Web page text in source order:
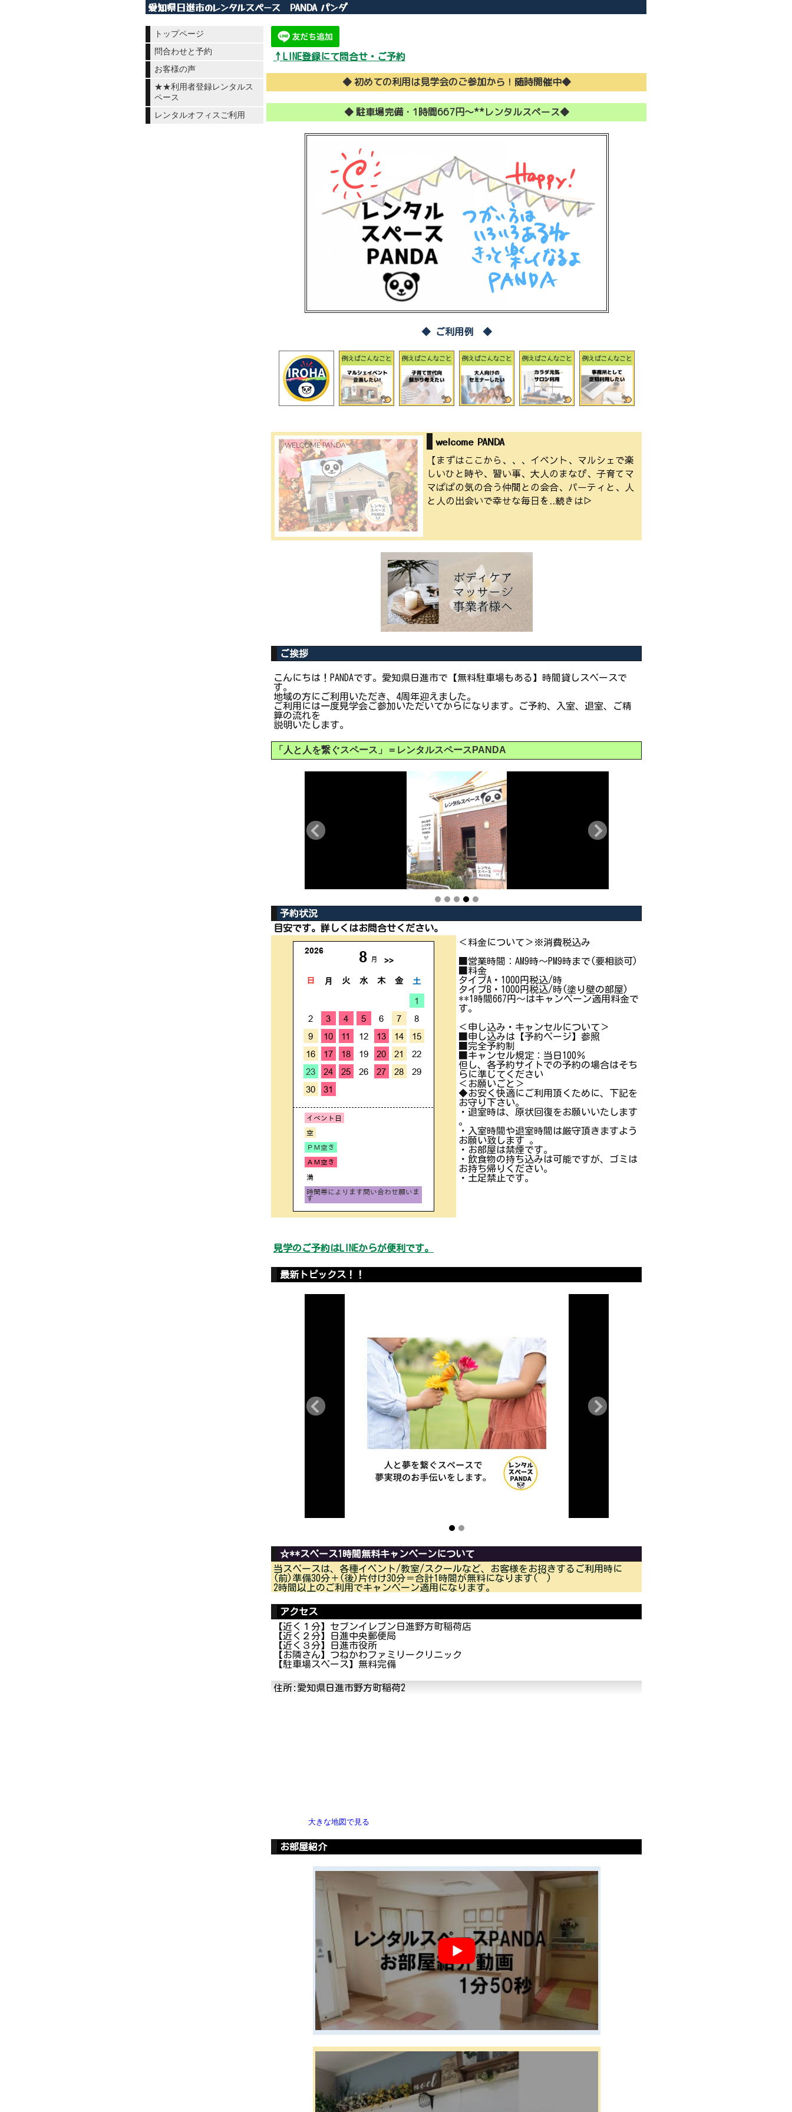
愛知県日進市のレンタルスペース PANDA パンダ
↑LINE登録にて問合せ・ご予約
◆ 初めての利用は見学会のご参加から！随時開催中◆
◆ 駐車場完備・1時間667円～**レンタルスペース◆
◆ ご利用例 ◆
welcome PANDA
【まずはここから、、、イベント、マルシェで楽
しいひと時や、習い事、大人のまなび、子育てマ
マぱぱの気の合う仲間との会合、パーティと、人
と人の出会いで幸せな毎日を..続きは▷
ご挨拶
こんにちは！PANDAです。愛知県日進市で【無料駐車場もある】時間貸しスペースで
す。
地域の方にご利用いただき、4周年迎えました。
ご利用には一度見学会ご参加いただいてからになります。ご予約、入室、退室、ご精
算の流れを
説明いたします。
「人と人を繋ぐスペース」＝レンタルスペースPANDA
予約状況
目安です。詳しくはお問合せください。
＜料金について＞※消費税込み
■営業時間：AM9時～PM9時まで(要相談可)
■料金
タイプA・1000円税込/時
タイプB・1000円税込/時(塗り壁の部屋)
**1時間667円～はキャンペーン適用料金で
す。
＜申し込み・キャンセルについて＞
■申し込みは【予約ページ】参照
■完全予約制
■キャンセル規定：当日100％
但し、各予約サイトでの予約の場合はそち
らに準じてください
＜お願いごと＞
◆お安く快適にご利用頂くために、下記を
お守り下さい。
・退室時は、原状回復をお願いいたします
。
・入室時間や退室時間は厳守頂きますよう
お願い致します 。
・お部屋は禁煙です。
・飲食物の持ち込みは可能ですが、ゴミは
お持ち帰りください。
・土足禁止です。
見学のご予約はLINEからが便利です。
最新トピックス！！
☆**スペース1時間無料キャンペーンについて
当スペースは、各種イベント/教室/スクールなど、お客様をお招きするご利用時に
(前)準備30分＋(後)片付け30分＝合計1時間が無料になります(^^)
2時間以上のご利用でキャンペーン適用になります。
アクセス
【近く１分】セブンイレブン日進野方町稲荷店
【近く２分】日進中央郵便局
【近く３分】日進市役所
【お隣さん】つねかわファミリークリニック
【駐車場スペース】無料完備
住所:愛知県日進市野方町稲荷2
大きな地図で見る
お部屋紹介
トップページ
問合わせと予約
お客様の声
★★利用者登録レンタルス
ペース
レンタルオフィスご利用